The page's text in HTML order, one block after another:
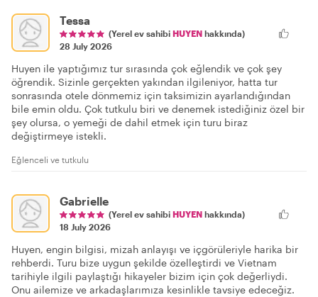
Tessa
(Yerel ev sahibi HUYEN hakkında)
28 July 2026
Huyen ile yaptığımız tur sırasında çok eğlendik ve çok şey
öğrendik. Sizinle gerçekten yakından ilgileniyor, hatta tur
sonrasında otele dönmemiz için taksimizin ayarlandığından
bile emin oldu. Çok tutkulu biri ve denemek istediğiniz özel bir
şey olursa, o yemeği de dahil etmek için turu biraz
değiştirmeye istekli.
Eğlenceli ve tutkulu
Gabrielle
(Yerel ev sahibi HUYEN hakkında)
18 July 2026
Huyen, engin bilgisi, mizah anlayışı ve içgörüleriyle harika bir
rehberdi. Turu bize uygun şekilde özelleştirdi ve Vietnam
tarihiyle ilgili paylaştığı hikayeler bizim için çok değerliydi.
Onu ailemize ve arkadaşlarımıza kesinlikle tavsiye edeceğiz.